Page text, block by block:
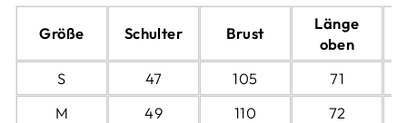
Größe Schulter Brust
Länge
oben
S 47 105
71
M
49 110
72